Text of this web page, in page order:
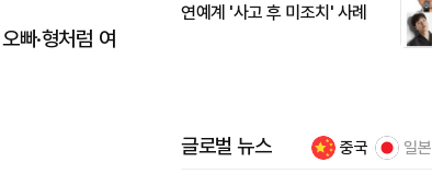
빠·형처럼 여
연예계 '사고 후 미조치' 사례
글로벌 뉴스 중국 일본